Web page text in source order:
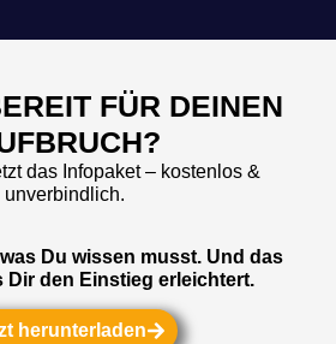
FÜR DEINEN
das Infopaket– kostenlos &
unverbindlich.
Du wissen musst. Und das
Dir den Einstieg erleichtert.
herunterladen